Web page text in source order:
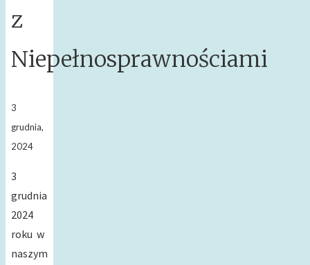
z
Niepełnosprawnościami
3
grudnia,
2024
3
grudnia
2024
roku w
naszym